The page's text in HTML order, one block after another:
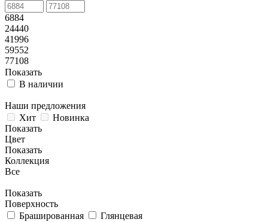
6884
24440
41996
59552
77108
Показать
В наличии
Наши предложения
Хит
Новинка
Показать
Цвет
Показать
Коллекция
Все
Показать
Поверхность
Брашированная
Глянцевая